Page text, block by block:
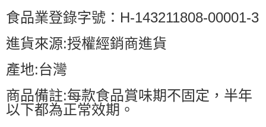
食品業登錄字號：H-143211808-00001-3
進貨來源:授權經銷商進貨
產地:台灣
商品備註:每款食品賞味期不固定，半年
以下都為正常效期。